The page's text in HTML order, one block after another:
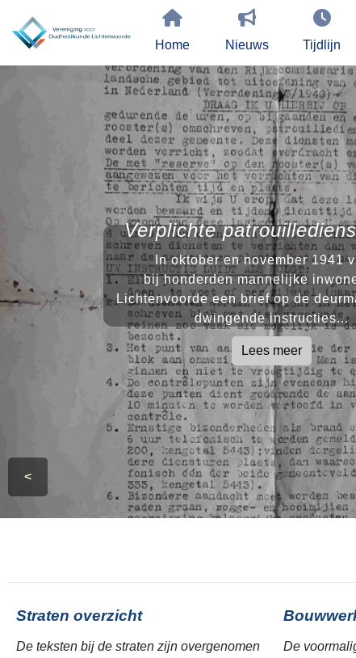
Home Nieuws Tijdlijn
Verplichte
In oktober en november 1941
bij honderden mannelijke
Lichtenvoorde een brief op de
dwingende instructies...
Lees meer
<
Straten overzicht
De teksten bij de straten zijn overgenomen
De